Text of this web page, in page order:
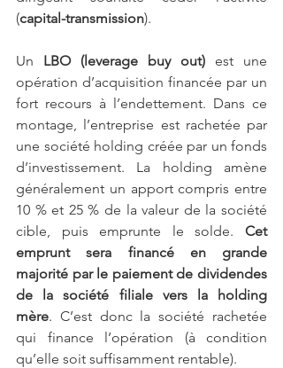
(capital-transmission).
Un LBO (leverage buy out) est une
opération d’acquisition financée par un
fort recours à l’endettement. Dans ce
montage, l’entreprise est rachetée par
une société holding créée par un fonds
d’investissement. La holding amène
généralement un apport compris entre
10 % et 25 % de la valeur de la société
cible, puis emprunte le solde. Cet
emprunt sera financé en grande
majorité par le paiement de dividendes
de la société filiale vers la holding
mère. C’est donc la société rachetée
qui finance l’opération (à condition
qu’elle soit suffisamment rentable).